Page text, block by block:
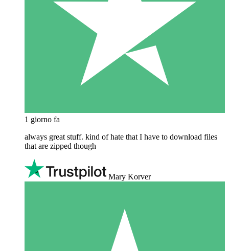
1 giorno fa
always great stuff. kind of hate that I have to download files
that are zipped though
Mary Korver